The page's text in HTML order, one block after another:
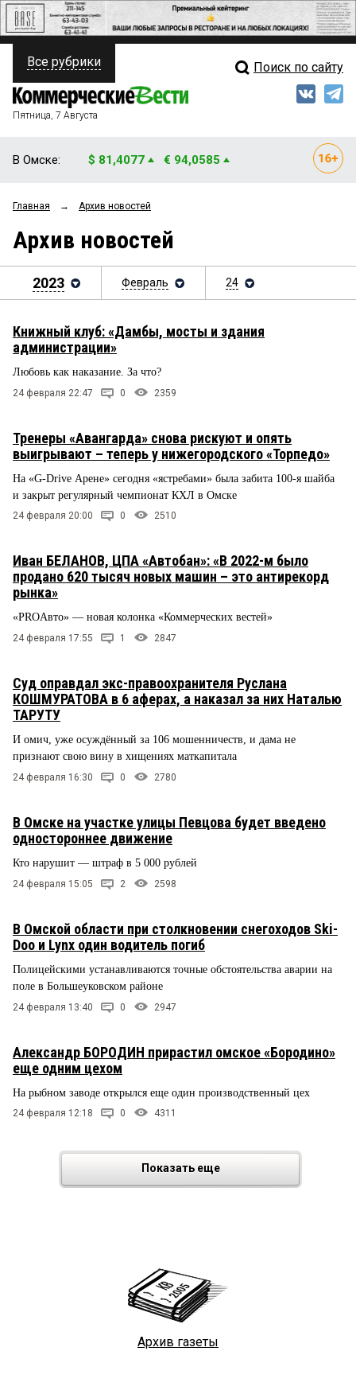
ПОЛИТИКА
ФИНАНСЫ
ОБЩЕСТВО
ЗАКОН
НОВОСТИ КОМПАНИЙ
СТИЛЬ ЖИЗНИ
Свежий выпуск
Блоги
Все рубрики Поиск по сайту
Пятница, 7 Августа
В Омске: $ 81,4077 € 94,0585
Главная → Архив новостей
Архив новостей
2023 Февраль 24
Книжный клуб: «Дамбы, мосты и здания
администрации»
Любовь как наказание. За что?
24 февраля 22:47 0 2359
Тренеры «Авангарда» снова рискуют и опять
выигрывают – теперь у нижегородского «Торпедо»
На «G-Drive Арене» сегодня «ястребами» была забита 100-я шайба
и закрыт регулярный чемпионат КХЛ в Омске
24 февраля 20:00 0 2510
Иван БЕЛАНОВ, ЦПА «Автобан»: «В 2022-м было
продано 620 тысяч новых машин – это антирекорд
рынка»
«PROАвто» — новая колонка «Коммерческих вестей»
24 февраля 17:55 1 2847
Суд оправдал экс-правоохранителя Руслана
КОШМУРАТОВА в 6 аферах, а наказал за них Наталью
ТАРУТУ
И омич, уже осуждённый за 106 мошенничеств, и дама не
признают свою вину в хищениях маткапитала
24 февраля 16:30 0 2780
В Омске на участке улицы Певцова будет введено
одностороннее движение
Кто нарушит — штраф в 5 000 рублей
24 февраля 15:05 2 2598
В Омской области при столкновении снегоходов Ski-
Doo и Lynx один водитель погиб
Полицейскими устанавливаются точные обстоятельства аварии на
поле в Большеуковском районе
24 февраля 13:40 0 2947
Александр БОРОДИН прирастил омское «Бородино»
еще одним цехом
На рыбном заводе открылся еще один производственный цех
24 февраля 12:18 0 4311
Показать еще
Архив газеты